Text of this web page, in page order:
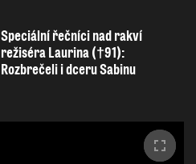
Speciální řečníci nad rakví
režiséra Laurina (†91):
Rozbrečeli i dceru Sabinu